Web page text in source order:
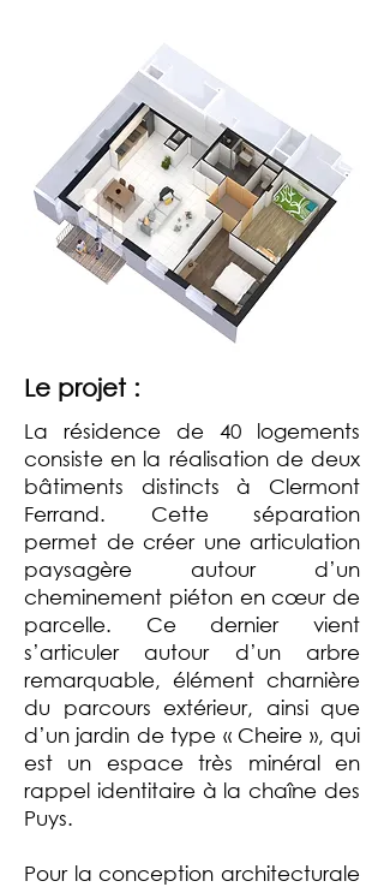
Le projet :
La résidence de 40 logements
consiste en la réalisation de deux
bâtiments distincts à Clermont
Ferrand. Cette séparation
permet de créer une articulation
paysagère autour d’un
cheminement piéton en cœur de
parcelle. Ce dernier vient
s’articuler autour d’un arbre
remarquable, élément charnière
du parcours extérieur, ainsi que
d’un jardin de type « Cheire », qui
est un espace très minéral en
rappel identitaire à la chaîne des
Puys.
Pour la conception architecturale